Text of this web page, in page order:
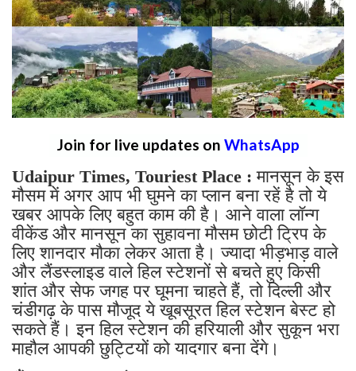
Join for live updates on WhatsApp
Udaipur Times, Touriest Place : मानसून के इस
मौसम में अगर आप भी घुमने का प्लान बना रहें है तो ये
खबर आपके लिए बहुत काम की है। आने वाला लॉन्ग
वीकेंड और मानसून का सुहावना मौसम छोटी ट्रिप के
लिए शानदार मौका लेकर आता है। ज्यादा भीड़भाड़ वाले
और लैंडस्लाइड वाले हिल स्टेशनों से बचते हुए किसी
शांत और सेफ जगह पर घूमना चाहते हैं, तो दिल्ली और
चंडीगढ़ के पास मौजूद ये खूबसूरत हिल स्टेशन बेस्ट हो
सकते हैं। इन हिल स्टेशन की हरियाली और सुकून भरा
माहौल आपकी छुट्टियों को यादगार बना देंगे।